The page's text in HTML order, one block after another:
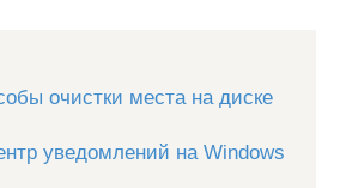
очистки места на диске
уведомлений на Windows